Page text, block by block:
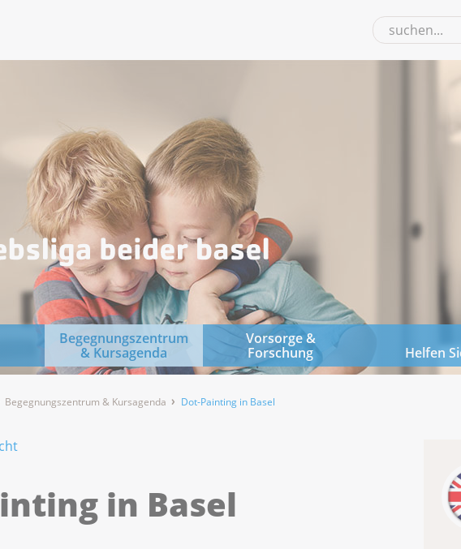
Begegnungszentrum
& Kursagenda
Vorsorge &
Forschung
Helfen
Begegnungszentrum & Kursagenda Dot-Painting in Basel
in Basel